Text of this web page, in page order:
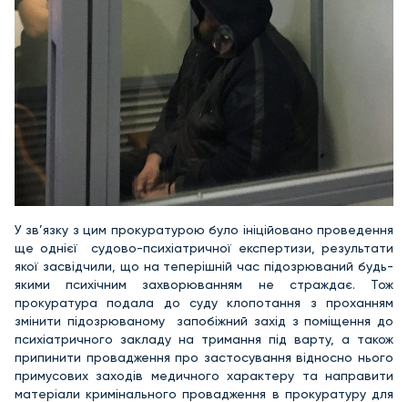
У зв’язку з цим прокуратурою було ініційовано проведення
ще однієї судово-психіатричної експертизи, результати
якої засвідчили, що на теперішній час підозрюваний будь-
якими психічним захворюванням не страждає. Тож
прокуратура подала до суду клопотання з проханням
змінити підозрюваному запобіжний захід з поміщення до
психіатричного закладу на тримання під варту, а також
припинити провадження про застосування відносно нього
примусових заходів медичного характеру та направити
матеріали кримінального провадження в прокуратуру для